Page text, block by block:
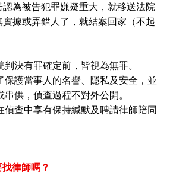
為被告犯罪嫌疑重大，就移送法院
實據或弄錯人了，就結案回家（不起
決有罪確定前，皆視為無罪。
保護當事人的名譽、隱私及安全，並
串供，偵查過程不對外公開。
偵查中享有保持緘默及聘請律師陪同
律師嗎？